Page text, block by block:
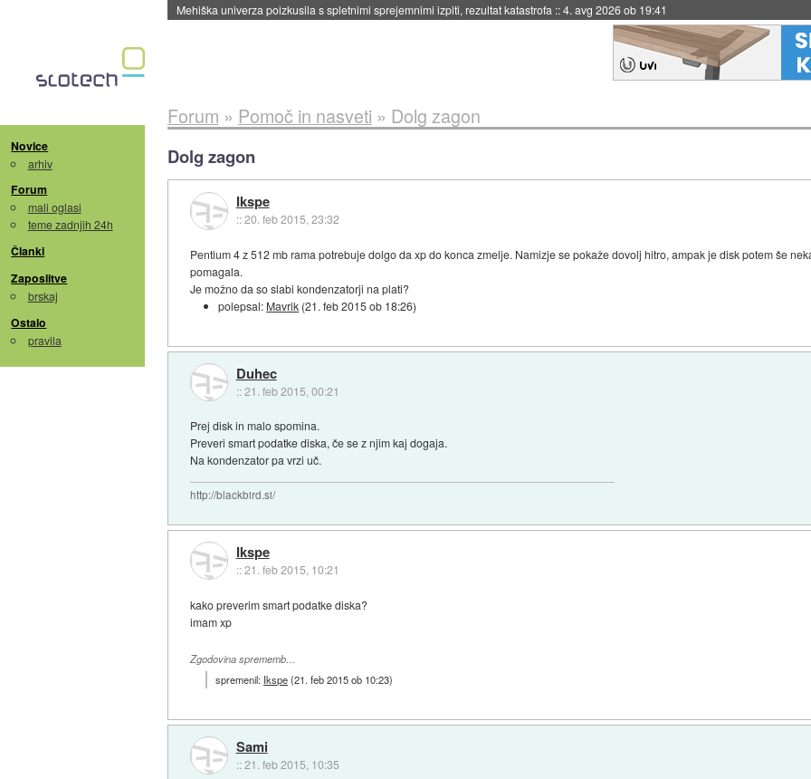
Mehiška univerza poizkusila s spletnimi sprejemnimi izpiti, rezultat katastrofa ::4. avg 2026 ob 19:41
Novice
arhiv
Forum
mali oglasi
teme zadnjih 24h
Članki
Zaposlitve
brskaj
Ostalo
pravila
Forum » Pomoč in nasveti » Dolg zagon
Dolg zagon
Ikspe
::20. feb 2015, 23:32
Pentium 4 z 512 mb rama potrebuje dolgo da xp do konca zmelje. Namizje se pokaže dovolj hitro, ampak je disk potem še
pomagala.
Je možno da so slabi kondenzatorji na plati?
polepsal: Mavrik (21. feb 2015 ob 18:26)
Duhec
::21. feb 2015, 00:21
Prej disk in malo spomina.
Preveri smart podatke diska, če se z njim kaj dogaja.
Na kondenzator pa vrzi uč.
http://blackbird.si/
Ikspe
::21. feb 2015, 10:21
kako preverim smart podatke diska?
imam xp
Zgodovina sprememb…
spremenil: Ikspe(21. feb 2015 ob 10:23)
Sami
::21. feb 2015, 10:35